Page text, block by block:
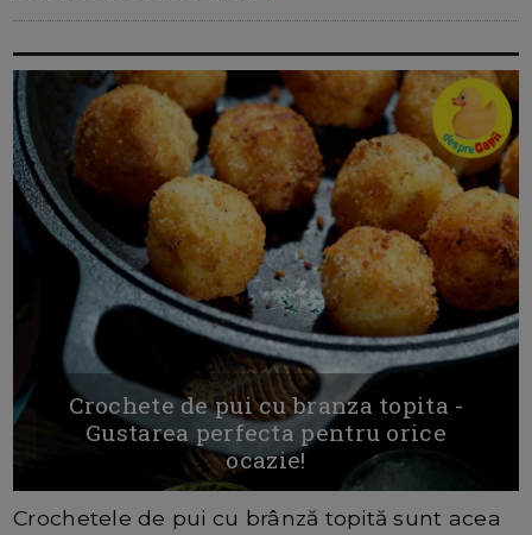
Crochete de pui cu branza topita -
Gustarea perfecta pentru orice
ocazie!
Crochetele de pui cu brânză topită sunt acea